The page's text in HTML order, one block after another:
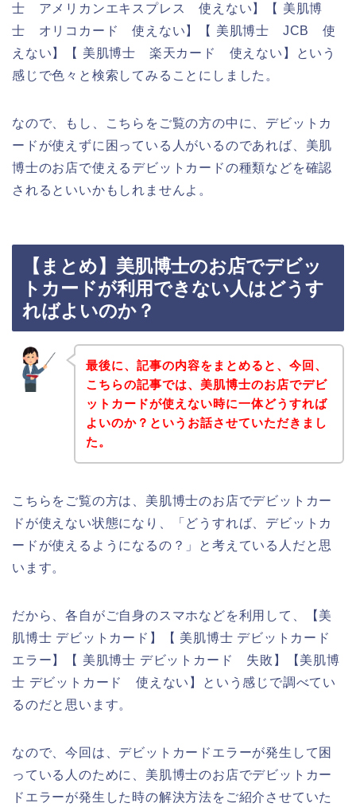
士 アメリカンエキスプレス 使えない】【 美肌博
士 オリコカード 使えない】【 美肌博士 JCB 使
えない】【 美肌博士 楽天カード 使えない】という
感じで色々と検索してみることにしました。
なので、もし、こちらをご覧の方の中に、デビットカ
ードが使えずに困っている人がいるのであれば、美肌
博士のお店で使えるデビットカードの種類などを確認
されるといいかもしれませんよ。
【まとめ】美肌博士のお店でデビッ
トカードが利用できない人はどうす
ればよいのか？
最後に、記事の内容をまとめると、今回、
こちらの記事では、美肌博士のお店でデビ
ットカードが使えない時に一体どうすれば
よいのか？というお話させていただきまし
た。
こちらをご覧の方は、美肌博士のお店でデビットカー
ドが使えない状態になり、「どうすれば、デビットカ
ードが使えるようになるの？」と考えている人だと思
います。
だから、各自がご自身のスマホなどを利用して、【美
肌博士 デビットカード】【 美肌博士 デビットカード
エラー】【 美肌博士 デビットカード 失敗】【美肌博
士 デビットカード 使えない】という感じで調べてい
るのだと思います。
なので、今回は、デビットカードエラーが発生して困
っている人のために、美肌博士のお店でデビットカー
ドエラーが発生した時の解決方法をご紹介させていた